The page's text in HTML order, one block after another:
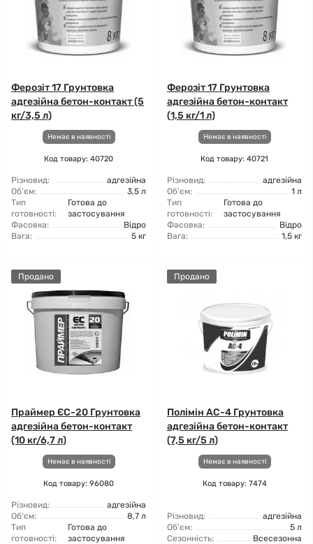
Ферозіт 17 Грунтовка
адгезійна бетон-контакт (5
кг/3,5 л)
Немає в наявності
Код товару: 40720
Різновид:
адгезійна
Об'єм:
3,5 л
Тип
готовності:
Готова до
застосування
Фасовка:
Відро
Вага:
5 кг
Ферозіт 17 Грунтовка
адгезійна бетон-контакт
(1,5 кг/1 л)
Немає в наявності
Код товару: 40721
Різновид:
адгезійна
Об'єм:
1 л
Тип
готовності:
Готова до
застосування
Фасовка:
Відро
Вага:
1,5 кг
Продано
Праймер ЄС-20 Грунтовка
адгезійна бетон-контакт
(10 кг/6,7 л)
Немає в наявності
Код товару: 96080
Різновид:
адгезійна
Об'єм:
8,7 л
Тип
готовності:
Готова до
застосування
Продано
Полімін АС-4 Грунтовка
адгезійна бетон-контакт
(7,5 кг/5 л)
Немає в наявності
Код товару: 7474
Різновид:
адгезійна
Об'єм:
5 л
Сезонність:
Всесезонна